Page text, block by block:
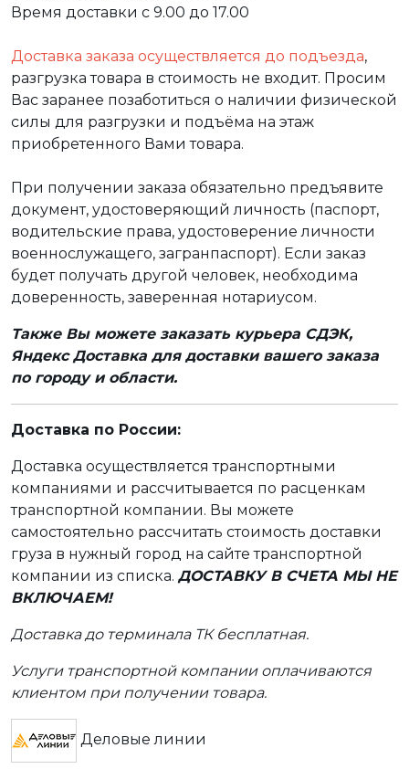
Время доставки с 9.00 до 17.00
Доставка заказа осуществляется до подъезда,
разгрузка товара в стоимость не входит. Просим
Вас заранее позаботиться о наличии физической
силы для разгрузки и подъёма на этаж
приобретенного Вами товара.
При получении заказа обязательно предъявите
документ, удостоверяющий личность (паспорт,
водительские права, удостоверение личности
военнослужащего, загранпаспорт). Если заказ
будет получать другой человек, необходима
доверенность, заверенная нотариусом.
Также Вы можете заказать курьера СДЭК,
Яндекс Доставка для доставки вашего заказа
по городу и области.
Доставка по России:
Доставка осуществляется транспортными
компаниями и рассчитывается по расценкам
транспортной компании. Вы можете
самостоятельно рассчитать стоимость доставки
груза в нужный город на сайте транспортной
компании из списка. ДОСТАВКУ В СЧЕТА МЫ НЕ
ВКЛЮЧАЕМ!
Доставка до терминала ТК бесплатная.
Услуги транспортной компании оплачиваются
клиентом при получении товара.
Деловые линии